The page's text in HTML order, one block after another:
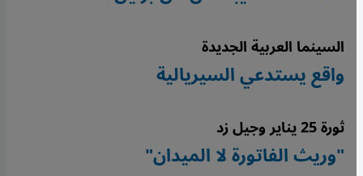
السينما العربية الجديدة
واقع يستدعي السيريالية
ثورة 25 يناير وجيل زد
"وريث الفاتورة لا الميدان"